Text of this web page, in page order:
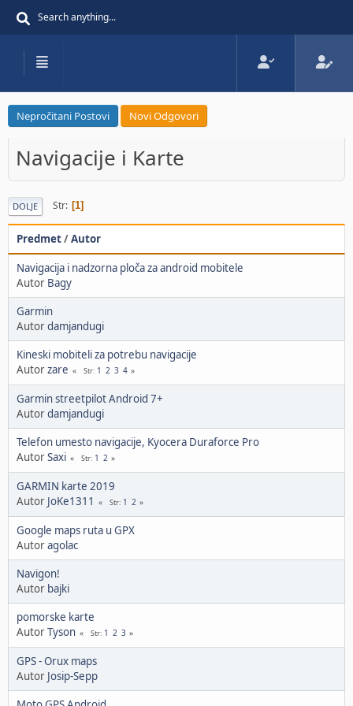
Nepročitani Postovi Novi Odgovori
Navigacije i Karte
DOLJE Str 1
Predmet/Autor
Navigacija i nadzorna ploča za android mobitele
Autor Bagy
Garmin
Autordamjandugi
Kineski mobiteli za potrebu navigacije
Autorzare Str 1 2 3 4
Garmin streetpilot Android 7+
Autordamjandugi
Telefon umesto navigacije, Kyocera Duraforce Pro
AutorSaxi Str 1 2
GARMIN karte 2019
Autor JoKe1311 Str 1 2
Google maps ruta u GPX
Autoragolac
Navigon!
Autor bajki
pomorske karte
AutorTyson Str 1 2 3
GPS - Orux maps
Autor Josip-Sepp